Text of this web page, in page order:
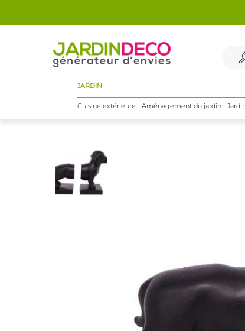
JARDIN
Cuisine extérieure Aménagement du jardin